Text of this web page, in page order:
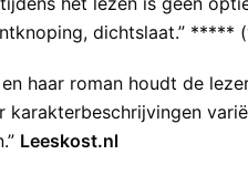
dichtslaat.” *****
haar roman houdt de
karakterbeschrijvingen
Leeskost.nl